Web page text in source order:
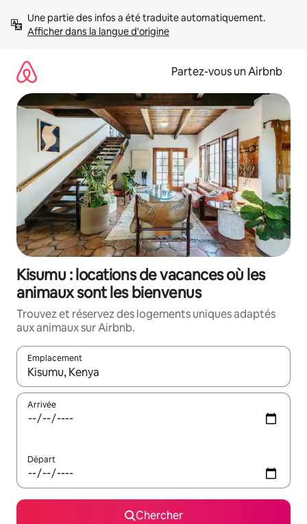
directement
Afficher dans la langue d'origine
Partez-vous un Airbnb
Kisumu : locations de vacances où les
animaux sont les bienvenus
Trouvez et réservez des logements uniques adaptés
aux animaux sur Airbnb.
Emplacement
Quand les résultats sont affichés, parcourez-les en utilisant
Arrivée
Départ
Chercher